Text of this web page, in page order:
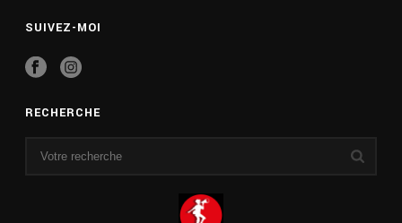
SUIVEZ-MOI
RECHERCHE